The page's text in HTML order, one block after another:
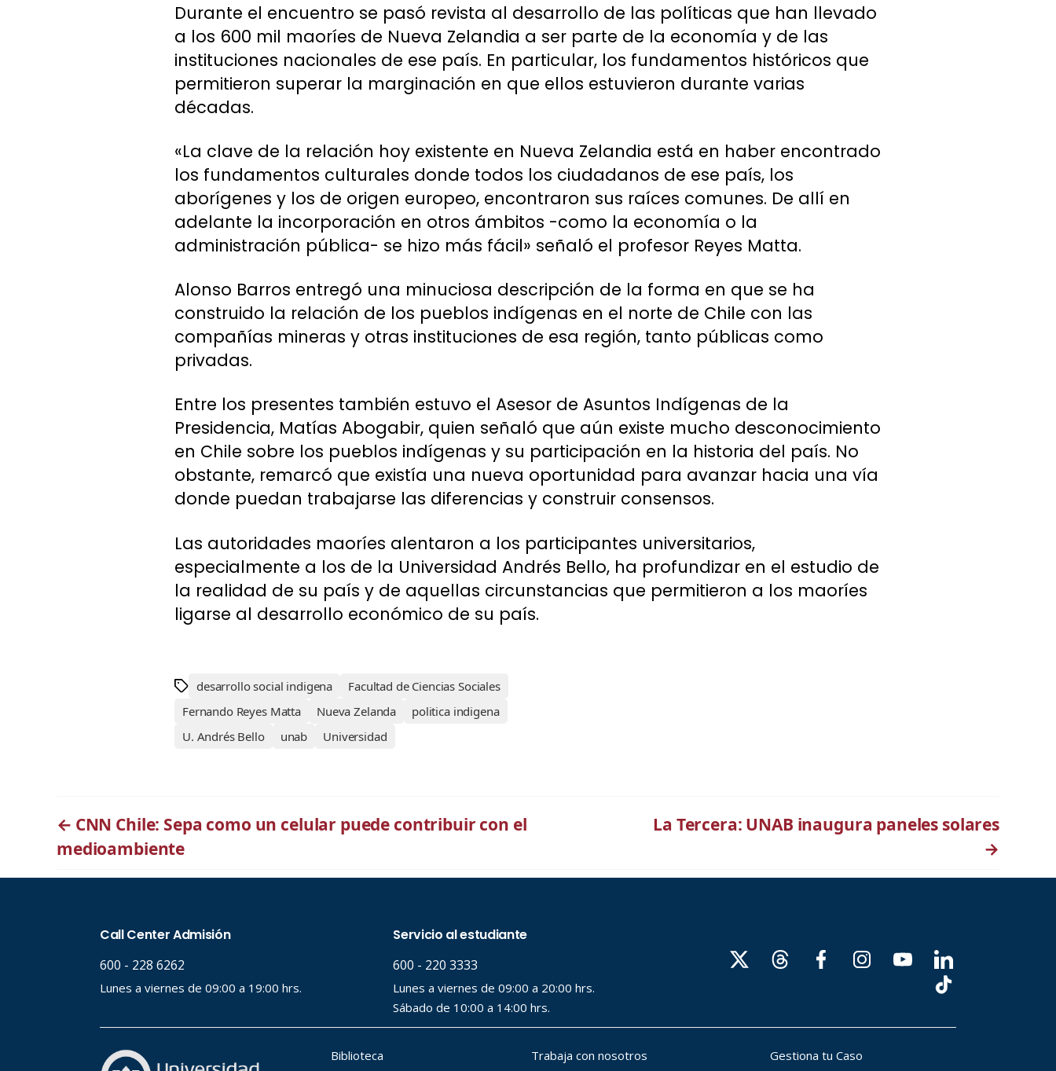
Durante el encuentro se pasó revista al desarrollo de las políticas que han llevado
a los 600 mil maoríes de Nueva Zelandia a ser parte de la economía y de las
instituciones nacionales de ese país. En particular, los fundamentos históricos que
permitieron superar la marginación en que ellos estuvieron durante varias
décadas.
«La clave de la relación hoy existente en Nueva Zelandia está en haber encontrado
los fundamentos culturales donde todos los ciudadanos de ese país, los
aborígenes y los de origen europeo, encontraron sus raíces comunes. De allí en
adelante la incorporación en otros ámbitos -como la economía o la
administración pública- se hizo más fácil» señaló el profesor Reyes Matta.
Alonso Barros entregó una minuciosa descripción de la forma en que se ha
construido la relación de los pueblos indígenas en el norte de Chile con las
compañías mineras y otras instituciones de esa región, tanto públicas como
privadas.
Entre los presentes también estuvo el Asesor de Asuntos Indígenas de la
Presidencia, Matías Abogabir, quien señaló que aún existe mucho desconocimiento
en Chile sobre los pueblos indígenas y su participación en la historia del país. No
obstante, remarcó que existía una nueva oportunidad para avanzar hacia una vía
donde puedan trabajarse las diferencias y construir consensos.
Las autoridades maoríes alentaron a los participantes universitarios,
especialmente a los de la Universidad Andrés Bello, ha profundizar en el estudio de
la realidad de su país y de aquellas circunstancias que permitieron a los maoríes
ligarse al desarrollo económico de su país.
desarrollo social indigena
Facultad de Ciencias Sociales
Fernando Reyes Matta
Nueva Zelanda
politica indigena
U. Andrés Bello
unab Universidad
← CNN Chile: Sepa como un celular puede contribuir con el
medioambiente
La Tercera: UNAB inaugura paneles solares
→